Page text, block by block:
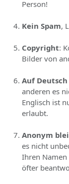
Person!
Kein Spam,
Copyright:
Bilder von
Auf Deutsch
anderen es
Englisch ist
erlaubt.
Anonym
es nicht
Ihren
öfter